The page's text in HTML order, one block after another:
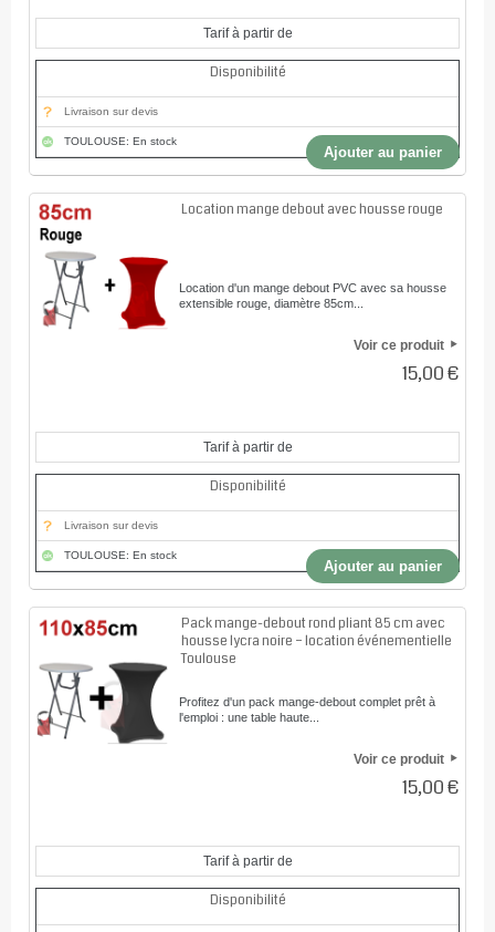
Tarif à partir de
Disponibilité
Livraison sur devis
TOULOUSE: En stock
Ajouter au panier
Location mange debout avec housse rouge
Location d'un mange debout PVC avec sa housse
extensible rouge, diamètre 85cm...
Voir ce produit
15,00 €
Tarif à partir de
Disponibilité
Livraison sur devis
TOULOUSE: En stock
Ajouter au panier
Pack mange-debout rond pliant 85 cm avec
housse lycra noire – location événementielle
Toulouse
Profitez d'un pack mange-debout complet prêt à
l'emploi : une table haute...
Voir ce produit
15,00 €
Tarif à partir de
Disponibilité